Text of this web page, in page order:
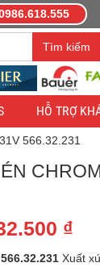
Tìm kiếm
HỖ TRỢ
566.32.231
₫Giá
566.32.231Xuất
— các đơn